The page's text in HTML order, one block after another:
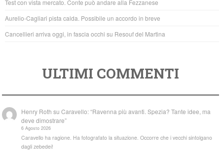
k
Test con vista mercato. Conte può andare alla Fezzanese
Aurelio-Cagliari pista calda. Possibile un accordo in breve
Cancellieri arriva oggi, in fascia occhi su Resouf del Martina
ULTIMI COMMENTI
Henry Roth suCaravello: “Ravenna più avanti. Spezia? Tante idee, ma
deve dimostrare”
6 Agosto 2026
Caravello ha ragione. Ha fotografato la situazione. Occorre che i vecchi sintolgano
dagli zebedei!